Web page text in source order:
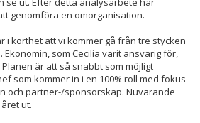
genomföra en omorganisation.
i korthet att vi kommer gå från tre stycken
som Cecilia varit ansvarig för,
är att så snabbt som möjligt
som kommer in i en 100% roll med fokus
och partner-/sponsorskap. Nuvarande
ut.